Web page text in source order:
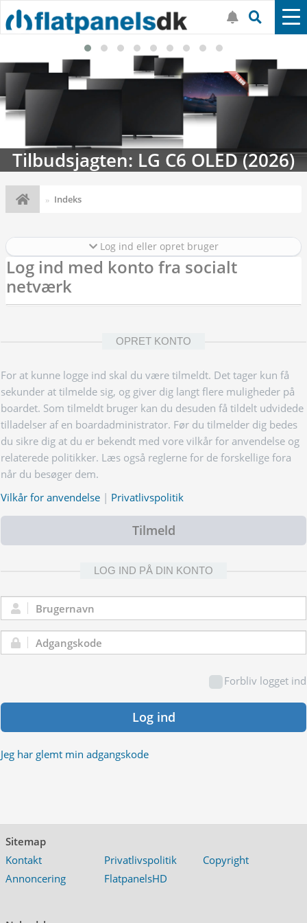
Tilbudsjagten: LG C6 OLED (2026)
Indeks
Log ind eller opret bruger
Log ind med konto fra socialt
netværk
OPRET KONTO
For at kunne logge ind skal du være tilmeldt. Det tager kun få
sekunder at tilmelde sig, og giver dig langt flere muligheder på
boardet. Som tilmeldt bruger kan du desuden få tildelt udvidede
tilladelser af en boardadministrator. Før du tilmelder dig bedes
du sikre dig at du er bekendt med vore vilkår for anvendelse og
relaterede politikker. Læs også reglerne for de forskellige fora
når du besøger dem.
Vilkår for anvendelse | Privatlivspolitik
Tilmeld
LOG IND PÅ DIN KONTO
Brugernavn:
Adgangskode:
Forbliv logget ind
Log ind
Jeg har glemt min adgangskode
Sitemap
Kontakt
Privatlivspolitik
Copyright
Annoncering
FlatpanelsHD